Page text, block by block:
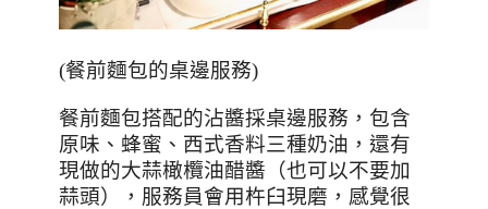
(餐前麵包的桌邊服務)
餐前麵包搭配的沾醬採桌邊服務，包含
原味、蜂蜜、西式香料三種奶油，還有
現做的大蒜橄欖油醋醬（也可以不要加
蒜頭），服務員會用杵臼現磨，感覺很